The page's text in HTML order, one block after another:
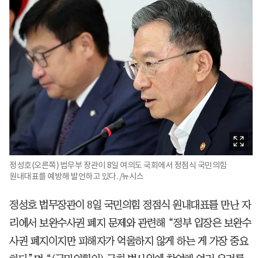
정성호(오른쪽) 법무부 장관이 8일 여의도 국회에서 정점식 국민의힘
원내대표를 예방해 발언하고 있다. /뉴시스
정성호 법무장관이 8일 국민의힘 정점식 원내대표를 만난 자
리에서 보완수사권 폐지 문제와 관련해 “정부 입장은 보완수
사권 폐지이지만 피해자가 억울하지 않게 하는 게 가장 중요